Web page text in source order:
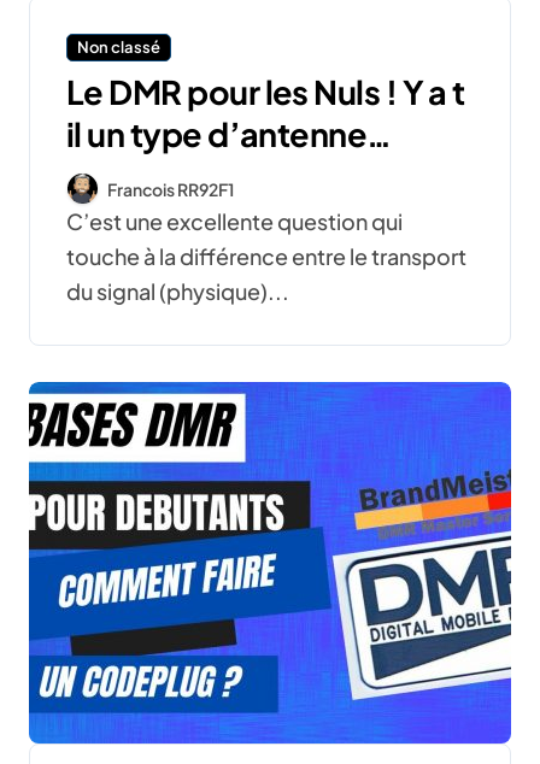
Non classé
Le DMR pour les Nuls ! Y a t
il un type d’antenne
propre au numérique ?
Francois RR92F1
C’est une excellente question qui
touche à la différence entre le transport
du signal (physique)...